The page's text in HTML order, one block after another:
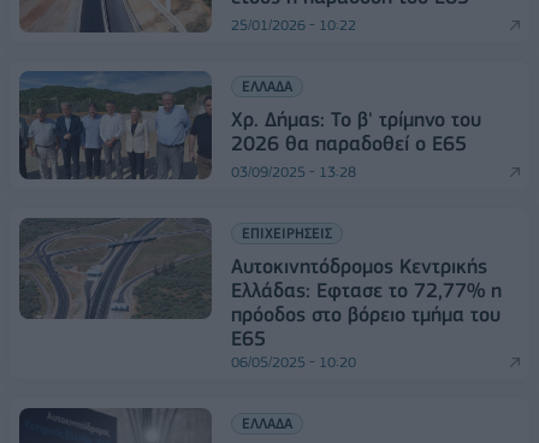
25/01/2026 - 10:22
ΕΛΛΑΔΑ
Χρ. Δήμας: Το β' τρίμηνο του
2026 θα παραδοθεί ο Ε65
03/09/2025 - 13:28
ΕΠΙΧΕΙΡΗΣΕΙΣ
Αυτοκινητόδρομος Κεντρικής
Ελλάδας: Εφτασε το 72,77% η
πρόοδος στο βόρειο τμήμα του
Ε65
06/05/2025 - 10:20
ΕΛΛΑΔΑ